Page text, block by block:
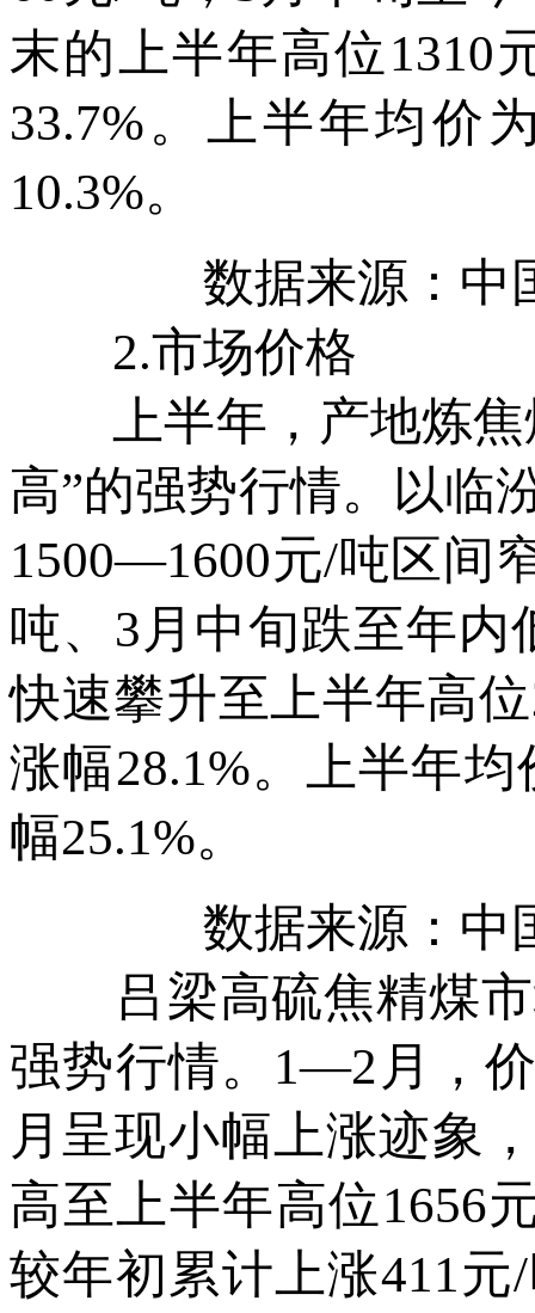
末的上半年高位1310
33.7%。上半年均价
10.3%。
数据来源：中
2.市场价格
上半年，产地炼焦
高”的强势行情。以临
1500—1600元/吨区间
吨、3月中旬跌至年内
快速攀升至上半年高
涨幅28.1%。上半年
幅25.1%。
数据来源：中
吕梁高硫焦精煤市
强势行情。1—2月，
月呈现小幅上涨迹象
高至上半年高位1656
较年初累计上涨411元